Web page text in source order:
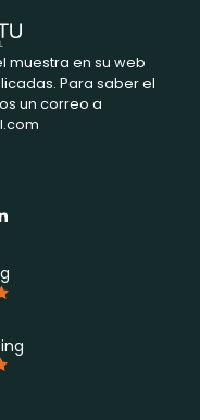
muestra en su web
Para saber el
un correo a